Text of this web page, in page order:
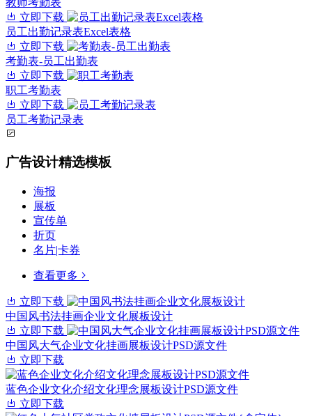
教师考勤表
立即下载
员工出勤记录表Excel表格
立即下载
考勤表-员工出勤表
立即下载
职工考勤表
立即下载
员工考勤记录表
广告设计精选模板
海报
展板
宣传单
折页
名片|卡券
查看更多
立即下载
中国风书法挂画企业文化展板设计
立即下载
中国风大气企业文化挂画展板设计PSD源文件
立即下载
蓝色企业文化介绍文化理念展板设计PSD源文件
立即下载